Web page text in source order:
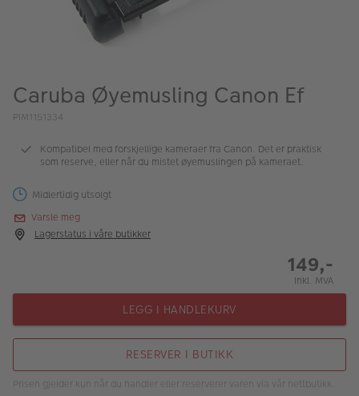
ALBUM
Merker
Lagersalg
Bildeprodukter
Butikkoversikt
Caruba Øyemusling Canon Ef
PIM1151334
Kompatibel med forskjellige kameraer fra Canon. Det er praktisk
som reserve, eller når du mistet øyemuslingen på kameraet.
Midlertidig utsolgt
Varsle meg
Lagerstatus i våre butikker
149,-
Inkl. MVA
LEGG I HANDLEKURV
RESERVER I BUTIKK
Prisen gjelder kun når du handler eller reserverer varen via vår nettbutikk.